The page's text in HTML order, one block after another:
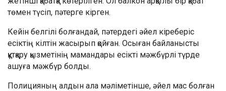
төмен түсіп, пәтерге кірген.
Кейін белгілі болғандай, пәтердегі әйел кіреберіс
есіктің кілтін жасырып қойған. Осыған байланысты
құтқару қызметінің мамандары есікті мәжбүрлі түрде
ашуға мәжбүр болды.
Полицияның алдын ала мәліметінше, әйел мас болған